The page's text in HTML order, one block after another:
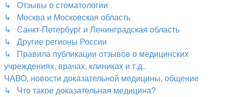
↳ Отзывы о стоматологии
↳ Москва и Московская область
↳ Санкт-Петербург и Ленинградская область
↳ Другие регионы России
↳ Правила публикации отзывов о медицинских
учреждениях, врачах, клиниках и т.д..
ЧАВО, новости доказательной медицины, общение
↳ Что такое доказательная медицина?